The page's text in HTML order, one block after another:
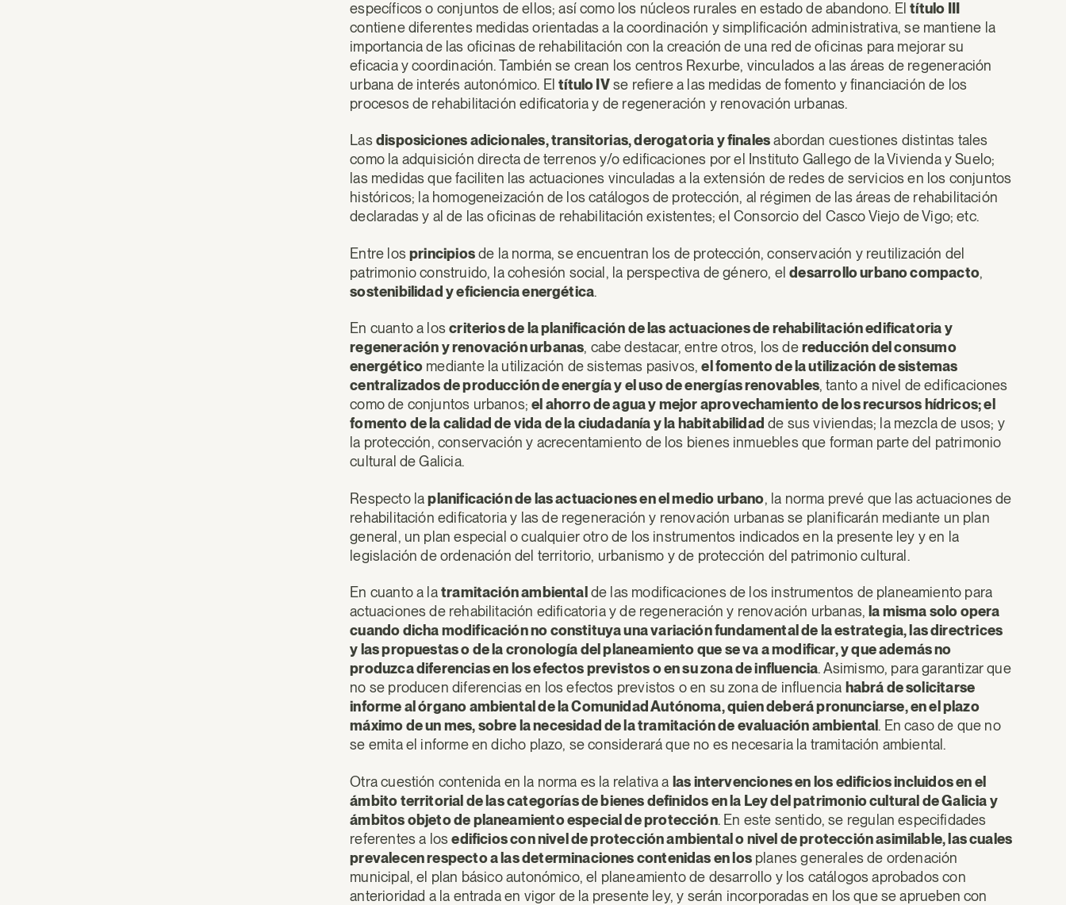
específicos o conjuntos de ellos; así como los núcleos rurales en estado de abandono. Eltítulo III
contiene diferentes medidas orientadas a la coordinación y simplificación administrativa, se mantiene la
importancia de las oficinas de rehabilitación con la creación de una red de oficinas para mejorar su
eficacia y coordinación. También se crean los centros Rexurbe, vinculados a las áreas de regeneración
urbana de interés autonómico. Eltítulo IVse refiere a las medidas de fomento y financiación de los
procesos de rehabilitación edificatoria y de regeneración y renovación urbanas.
Lasdisposiciones adicionales, transitorias, derogatoria y finalesabordan cuestiones distintas tales
como la adquisición directa de terrenos y/o edificaciones por el Instituto Gallego de la Vivienda y Suelo;
las medidas que faciliten las actuaciones vinculadas a la extensión de redes de servicios en los conjuntos
históricos; la homogeneización de los catálogos de protección, al régimen de las áreas de rehabilitación
declaradas y al de las oficinas de rehabilitación existentes; el Consorcio del Casco Viejo de Vigo; etc.
Entre losprincipiosde la norma, se encuentran los de protección, conservación y reutilización del
patrimonio construido, la cohesión social, la perspectiva de género, eldesarrollo urbano compacto,
sostenibilidad y eficiencia energética.
En cuanto a loscriterios de la planificación de las actuaciones de rehabilitación edificatoria y
regeneración y renovación urbanas, cabe destacar, entre otros, los dereducción del consumo
energético mediante la utilización de sistemas pasivos,el fomento de la utilización de sistemas
centralizados de producción de energía y el uso de energías renovables, tanto a nivel de edificaciones
como de conjuntos urbanos;el ahorro de agua y mejor aprovechamiento de los recursos hídricos; el
fomento de la calidad de vida de la ciudadanía y la habitabilidad de sus viviendas; la mezcla de usos; y
la protección, conservación y acrecentamiento de los bienes inmuebles que forman parte del patrimonio
cultural de Galicia.
Respecto laplanificación de las actuaciones en el medio urbano, la norma prevé que las actuaciones de
rehabilitación edificatoria y las de regeneración y renovación urbanas se planificarán mediante un plan
general, un plan especial o cualquier otro de los instrumentos indicados en la presente ley y en la
legislación de ordenación del territorio, urbanismo y de protección del patrimonio cultural.
En cuanto a latramitación ambiental de las modificaciones de los instrumentos de planeamiento para
actuaciones de rehabilitación edificatoria y de regeneración y renovación urbanas, la misma solo opera
cuando dicha modificación no constituya una variación fundamental de la estrategia, las directrices
y las propuestas o de la cronología del planeamiento que se va a modificar, y que además no
produzca diferencias en los efectos previstos o en su zona de influencia. Asimismo, para garantizar que
no se producen diferencias en los efectos previstos o en su zona de influencia habrá de solicitarse
informe al órgano ambiental de la Comunidad Autónoma, quien deberá pronunciarse, en el plazo
máximo de un mes, sobre la necesidad de la tramitación de evaluación ambiental . En caso de que no
se emita el informe en dicho plazo, se considerará que no es necesaria la tramitación ambiental.
Otra cuestión contenida en la norma es la relativa a las intervenciones en los edificios incluidos en el
ámbito territorial de las categorías de bienes definidos en la Ley del patrimonio cultural de Galicia y
ámbitos objeto de planeamiento especial de protección. En este sentido, se regulan especifidades
referentes a losedificios con nivel de protección ambiental o nivel de protección asimilable, las cuales
prevalecen respecto a las determinaciones contenidas en losplanes generales de ordenación
municipal, el plan básico autonómico, el planeamiento de desarrollo y los catálogos aprobados con
anterioridad a la entrada en vigor de la presente ley, y serán incorporadas en los que se aprueben con